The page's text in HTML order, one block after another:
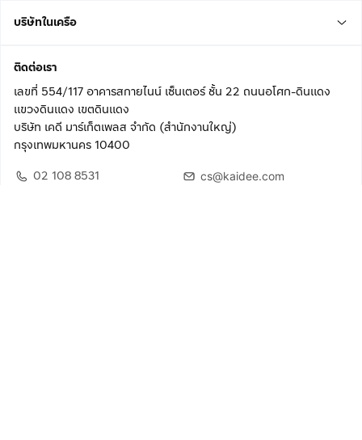
บริษัทในเครือ
ติดต่อเรา
เลขที่ 554/117 อาคารสกายไนน์ เซ็นเตอร์ ชั้น 22 ถนนอโศก-ดินแดง
แขวงดินแดง เขตดินแดง
บริษัท เคดี มาร์เก็ตเพลส จำกัด (สำนักงานใหญ่)
กรุงเทพมหานคร 10400
02 108 8531
cs@kaidee.com